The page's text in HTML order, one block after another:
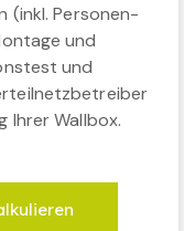
(inkl. Personen-
und
und
Ihrer Wallbox.